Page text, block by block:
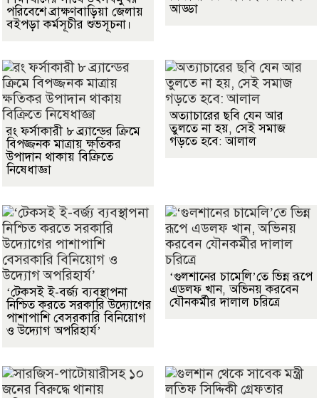
পরিবেশে ব্রাক্ষণবাড়িয়া জেলায়
বইপড়া কর্মসূচীর শুভসূচনা।
আড্ডা
রং ফর্সাকারী ৮ ব্র্যান্ডের ক্রিমে
বিপজ্জনক মাত্রায় ক্ষতিকর
উপাদান থাকায় বিক্রিতে
নিষেধাজ্ঞা
অত্যাচারের ছবি যেন আর
তুলতে না হয়, সেই সমাজ
গড়তে হবে: আলাল
‘টেকসই ই-বর্জ্য ব্যবস্থাপনা
নিশ্চিত করতে সরকারি উদ্যোগের
পাশাপাশি বেসরকারি বিনিয়োগ
ও উদ্যোগ অপরিহার্য’
‘গুলশানের চামেলি’তে ভিন্ন রূপে
এডলফ খান, অভিনয় করবেন
যৌনকর্মীর দালাল চরিত্রে